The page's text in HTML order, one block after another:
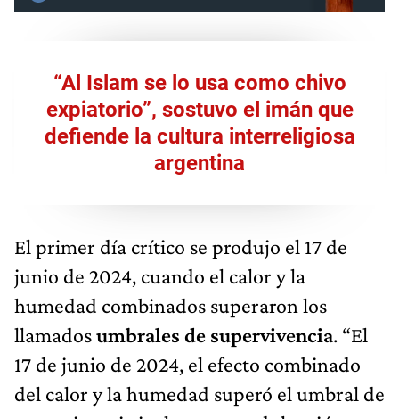
“Al Islam se lo usa como chivo
expiatorio”, sostuvo el imán que
defiende la cultura interreligiosa
argentina
El primer día crítico se produjo el 17 de
junio de 2024, cuando el calor y la
humedad combinados superaron los
llamadosumbrales de supervivencia. “El
17 de junio de 2024, el efecto combinado
del calor y la humedad superó el umbral de